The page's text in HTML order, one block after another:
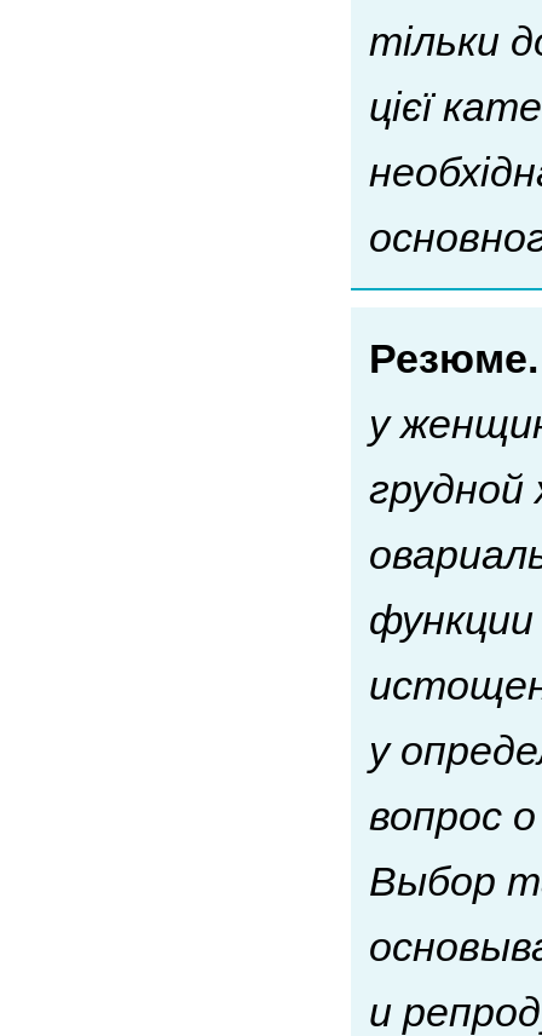
тільки
цієї
у
у
вопрос
Выбор
и